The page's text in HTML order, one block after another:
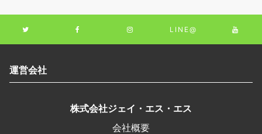
LINE@
運営会社
株式会社ジェイ・エス・エス
会社概要